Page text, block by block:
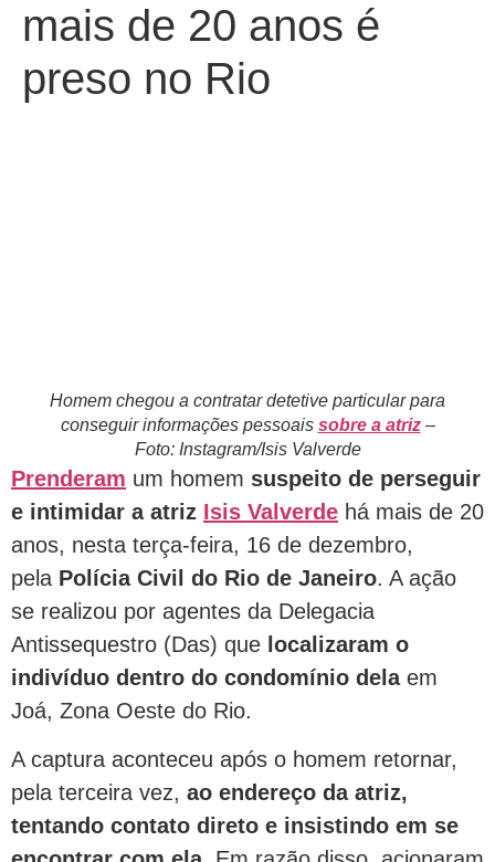
mais de 20 anos é
preso no Rio
Homem chegou a contratar detetive particular para
conseguir informações pessoais sobre a atriz–
Foto: Instagram/Isis Valverde
Prenderam um homem suspeito de perseguir
e intimidar a atriz Isis Valverde há mais de 20
anos, nesta terça-feira, 16 de dezembro,
pela Polícia Civil do Rio de Janeiro. A ação
se realizou por agentes da Delegacia
Antissequestro (Das) que localizaram o
indivíduo dentro do condomínio delaem
Joá, Zona Oeste do Rio.
A captura aconteceu após o homem retornar,
pela terceira vez, ao endereço da atriz,
tentando contato direto e insistindo em se